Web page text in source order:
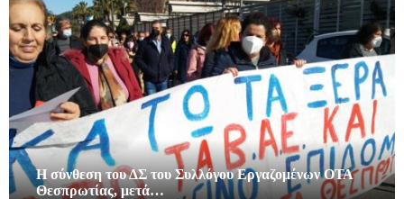
Η σύνθεση του ΔΣ του Συλλόγου Εργαζομένων ΟΤΑ
Θεσπρωτίας, μετά…